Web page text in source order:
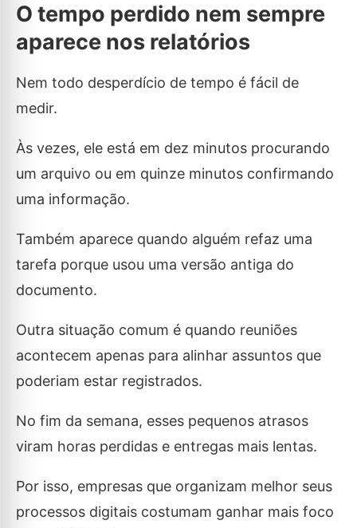
O tempo perdido nem sempre
aparece nos relatórios
Nem todo desperdício de tempo é fácil de
medir.
Às vezes, ele está em dez minutos procurando
um arquivo ou em quinze minutos confirmando
uma informação.
Também aparece quando alguém refaz uma
tarefa porque usou uma versão antiga do
documento.
Outra situação comum é quando reuniões
acontecem apenas para alinhar assuntos que
poderiam estar registrados.
No fim da semana, esses pequenos atrasos
viram horas perdidas e entregas mais lentas.
Por isso, empresas que organizam melhor seus
processos digitais costumam ganhar mais foco